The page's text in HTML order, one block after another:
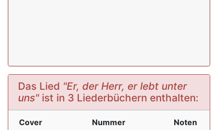
Das Lied "Er, der Herr, er lebt unter
uns"ist in 3 Liederbüchern enthalten:
Cover Nummer Noten